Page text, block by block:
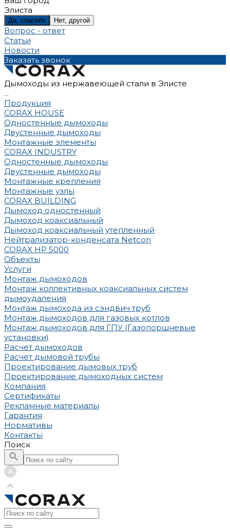
Элиста
Да, спасибо Нет, другой
Вопрос - ответ
Статьи
Новости
Заказать звонок
Дымоходы из нержавеющей стали в Элисте
...
Продукция
CORAX HOUSE
Одностенные дымоходы
Двустенные дымоходы
Монтажные элементы
CORAX INDUSTRY
Одностенные дымоходы
Двустенные дымоходы
Монтажные крепления
Монтажные узлы
CORAX BUILDING
Дымоход одностенный
Дымоход коаксиальный
Дымоход коаксиальный утепленный
Нейтрализатор-конденсата Netcon
CORAX HP 5000
Объекты
Услуги
Монтаж дымоходов
Монтаж коллективных коаксиальных систем
дымоудаления
Монтаж дымохода из сэндвич труб
Монтаж дымоходов для газовых котлов
Монтаж дымоходов для ГПУ (Газопоршневые
установки)
Расчет дымоходов
Расчет дымовой трубы
Проектирование дымовых труб
Проектирование дымоходных систем
Компания
Сертификаты
Рекламные материалы
Гарантия
Нормативы
Контакты
Поиск